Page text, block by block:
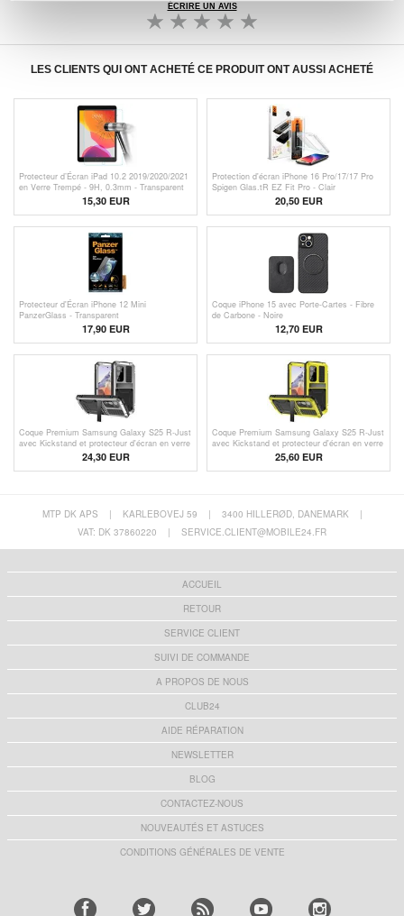
ÉCRIRE UN AVIS
LES CLIENTS QUI ONT ACHETÉ CE PRODUIT ONT AUSSI ACHETÉ
Protecteur d’Écran iPad 10.2 2019/2020/2021
en Verre Trempé - 9H, 0.3mm - Transparent
15,30 EUR
Protection d'écran iPhone 16 Pro/17/17 Pro
Spigen Glas.tR EZ Fit Pro - Clair
20,50 EUR
Protecteur d'Écran iPhone 12 Mini
PanzerGlass - Transparent
17,90 EUR
Coque iPhone 15 avec Porte-Cartes - Fibre
de Carbone - Noire
12,70 EUR
Coque Premium Samsung Galaxy S25 R-Just
avec Kickstand et protecteur d'écran en verre
24,30 EUR
Coque Premium Samsung Galaxy S25 R-Just
avec Kickstand et protecteur d'écran en verre
25,60 EUR
MTP DK APS | KARLEBOVEJ 59 | 3400 HILLERØD, DANEMARK
|
VAT: DK 37860220
| SERVICE.CLIENT@MOBILE24.FR
ACCUEIL
RETOUR
SERVICE CLIENT
SUIVI DE COMMANDE
A PROPOS DE NOUS
CLUB24
AIDE RÉPARATION
NEWSLETTER
BLOG
CONTACTEZ-NOUS
NOUVEAUTÉS ET ASTUCES
CONDITIONS GÉNÉRALES DE VENTE